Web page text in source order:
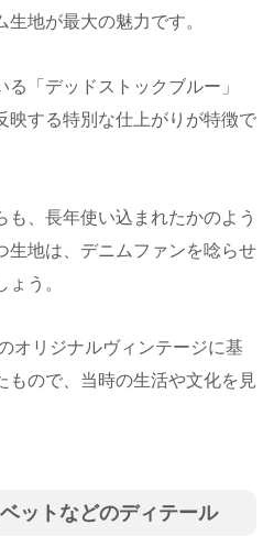
地が最大の魅力です。
「デッドストックブルー」
映する特別な仕上がりが特徴で
も、長年使い込まれたかのよう
生地は、デニムファンを唸らせ
う。
オリジナルヴィンテージに基
もので、当時の生活や文化を見
ットなどのディテール